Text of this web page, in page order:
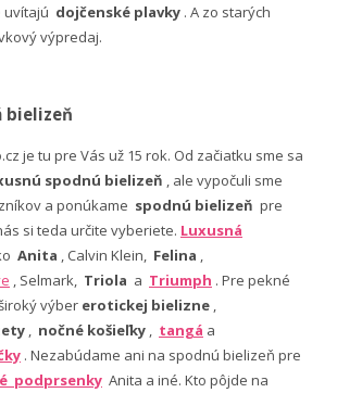
uvítajú dojčenské plavky . A zo starých
výpredaj.
bielizeň
je tu pre Vás už 15 rok. Od začiatku sme sa
spodnú bielizeň , ale vypočuli sme
a ponúkame spodnú bielizeň pre
si teda určite vyberiete. Luxusná
Anita , Calvin Klein, Felina ,
, Selmark, Triola a Triumph . Pre pekné
výber erotickej bielizne ,
, nočné košieľky , tangá a
. Nezabúdame ani na spodnú bielizeň pre
podprsenky Anita a iné. Kto pôjde na